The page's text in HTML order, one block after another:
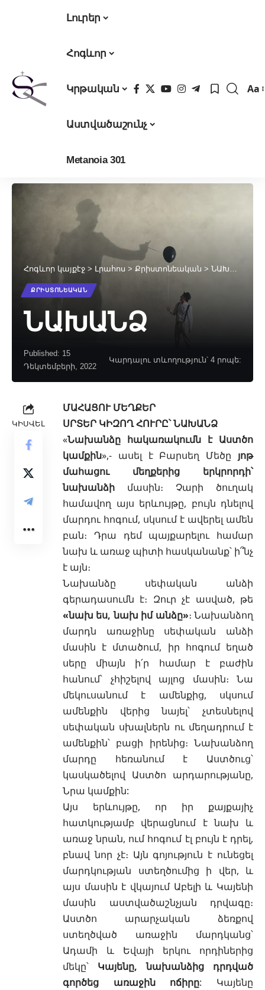
Լուրեր
Հոգևոր
Կրթական
Աստվածաշունչ
Metanoia 301
Aa
Հոգևոր կայքէջ > Լրահոս > Քրիստոնեական > ՆԱԽԱՆՁ
ՔՐԻՍՏՈՆԵԱԿԱՆ
ՆԱԽԱՆՁ
Published: 15
Դեկտեմբերի, 2022
Կարդալու տևողություն՝ 4 րոպե:
ԿԻՍՎԵԼ
ՄԱՀԱՑՈՒ ՄԵՂՔԵՐ
ՍՐՏԵՐ ԿԻԶՈՂ ՀՈՒՐԸ՝ ՆԱԽԱՆՁ
«Նախանձը հակառակումն է Աստծո
կամքին»,- ասել է Բարսեղ Մեծը յոթ
մահացու մեղքերից երկրորդի՝
նախանձի մասին։ Չարի ծուղակ
համավող այս երևույթը, բույն դնելով
մարդու հոգում, սկսում է ավերել ամեն
բան։ Դրա դեմ պայքարելու համար
նախ և առաջ պիտի հասկանանք՝ ի՞նչ
է այն։
Նախանձը սեփական անձի
գերադասումն է։ Զուր չէ ասված, թե
«նախ ես, նախ իմ անձը»։ Նախանձող
մարդն առաջինը սեփական անձի
մասին է մտածում, իր հոգում եղած
սերը միայն ի՛ր համար է բաժին
հանում՝ չհիշելով այլոց մասին։ Նա
մեկուսանում է ամենքից, սկսում
ամենքին վերից նայել՝ չտեսնելով
սեփական սխալներն ու մեղադրում է
ամենքին՝ բացի իրենից։ Նախանձող
մարդը հեռանում է Աստծուց՝
կասկածելով Աստծո արդարությանը,
Նրա կամքին:
Այս երևույթը, որ իր քայքայիչ
հատկությամբ վերացնում է նախ և
առաջ նրան, ում հոգում էլ բույն է դրել,
բնավ նոր չէ։ Այն գոյություն է ունեցել
մարդկության ստեղծումից ի վեր, և
այս մասին է վկայում Աբելի և Կայենի
մասին աստվածաշնչյան դրվագը։
Աստծո արարչական ձեռքով
ստեղծված առաջին մարդկանց՝
Ադամի և Եվայի երկու որդիներից
մեկը՝ Կայենը, նախանձից դրդված
գործեց առաջին ոճիրը: Կայենը